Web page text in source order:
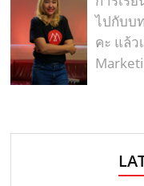
ไปกับบ
คะ แล้ว